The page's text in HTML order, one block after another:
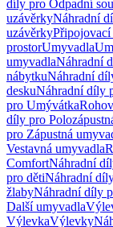
díly pro Odpadní
uzávěrkyNáhradní
uzávěrky
prostorUmyvadla
umyvadlaNáhradní
nábytkuNáhradní
deskuNáhradní díly
pro Umývátka
díly pro
pro Zápustná
Vestavná umyvadla
ComfortNáhradní
pro dětiNáhradní
žlabyNáhradní díly
Další umyvadla
VýlevkaVýlevky